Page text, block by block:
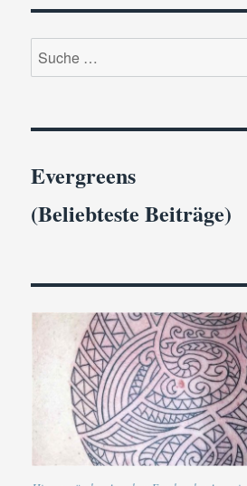
ndr-
Sigruns
nach
Suche
nach:
Evergreens
(Beliebteste Beiträge)